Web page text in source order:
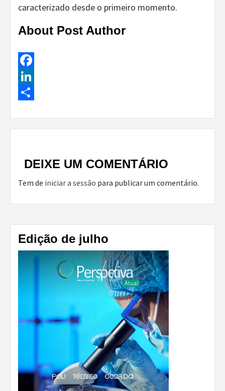
caracterizado desde o primeiro momento.
About Post Author
Facebook
LinkedIn
Reading
DEIXE UM COMENTÁRIO
Tem de iniciar a sessão para publicar um comentário.
Edição de julho